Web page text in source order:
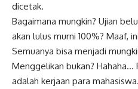
dicetak.
Bagaimana mungkin? Ujian
akan lulus murni 100%? Maaf,
Semuanya bisa menjadi
Menggelikan bukan? Hahaha…
adalah kerjaan para